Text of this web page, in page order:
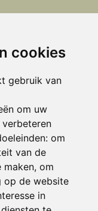
cookies
gebruik van
om uw
om
van de
maken, om
op de website
in
28 b